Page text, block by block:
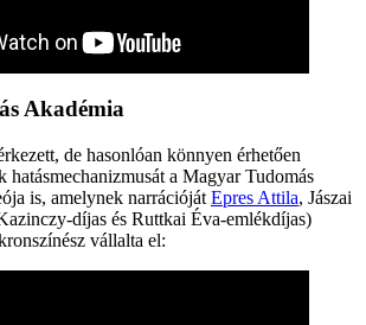
Akadémia
de hasonlóan könnyen érhetően
hatásmechanizmusát a Magyar Tudomás
is, amelynek narrációját Epres Attila, Jászai
díjas és Ruttkai Éva-emlékdíjas)
vállalta el: